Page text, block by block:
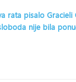
rata pisalo Gracieli
nije bila